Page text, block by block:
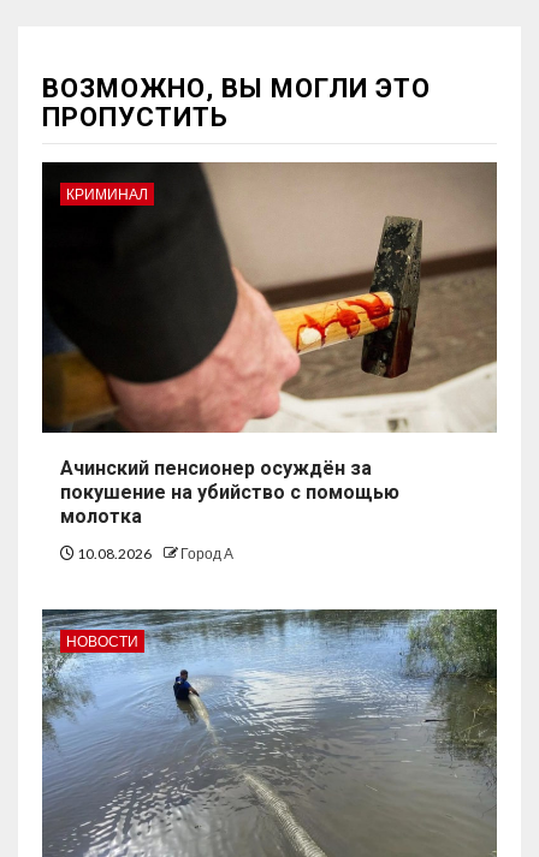
ВОЗМОЖНО, ВЫ МОГЛИ ЭТО
ПРОПУСТИТЬ
КРИМИНАЛ
Ачинский пенсионер осуждён за
покушение на убийство с помощью
молотка
10.08.2026 Город А
НОВОСТИ